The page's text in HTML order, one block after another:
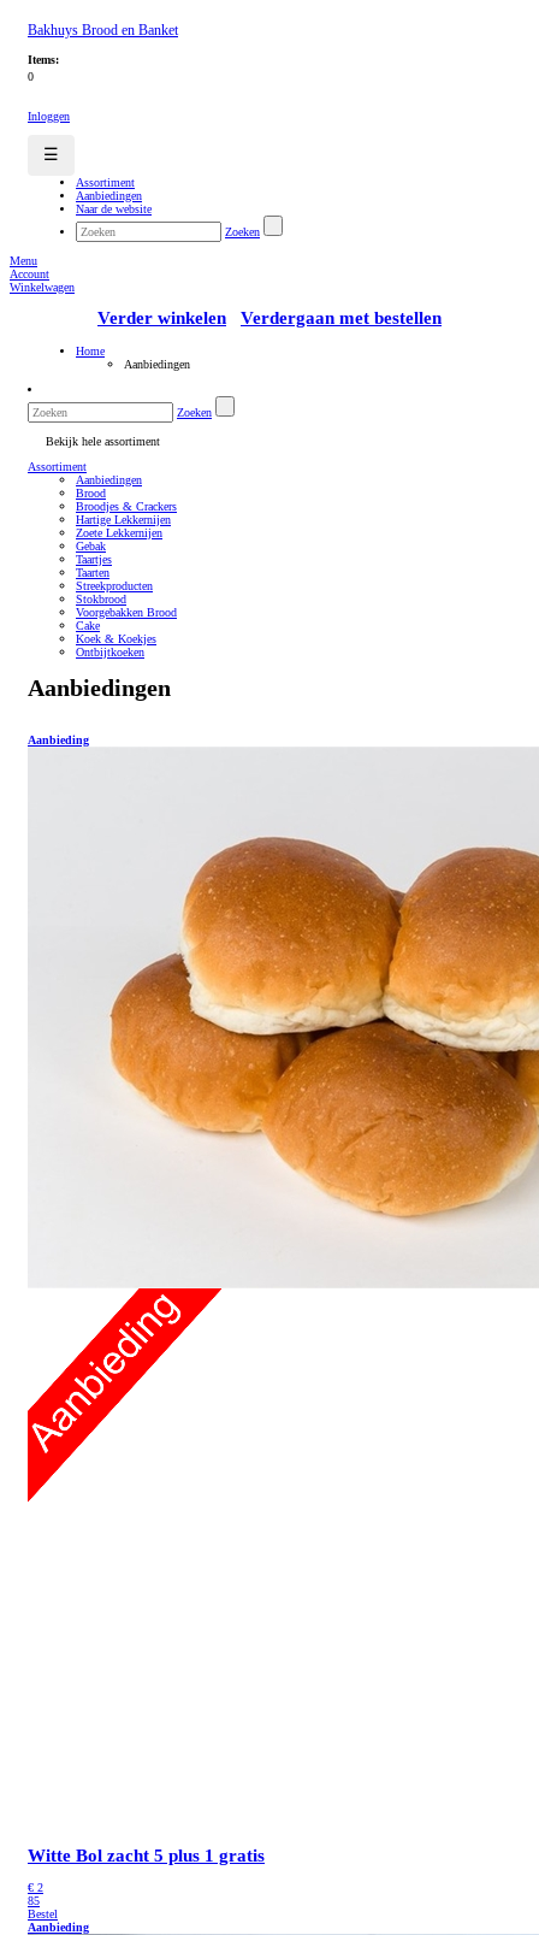
Bakhuys Brood en Banket
Items:
0
Inloggen
☰
Assortiment
Aanbiedingen
Naar de website
Zoeken
Menu
Account
Winkelwagen
Verder winkelen Verdergaan met bestellen
Home
Aanbiedingen
Zoeken
Bekijk hele assortiment
Assortiment
Aanbiedingen
Brood
Broodjes & Crackers
Hartige Lekkernijen
Zoete Lekkernijen
Gebak
Taartjes
Taarten
Streekproducten
Stokbrood
Voorgebakken Brood
Cake
Koek & Koekjes
Ontbijtkoeken
Aanbiedingen
Aanbieding
Witte Bol zacht 5 plus 1 gratis
€ 2
85
Bestel
Aanbieding